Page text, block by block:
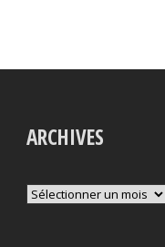
ARCHIVES
Archives